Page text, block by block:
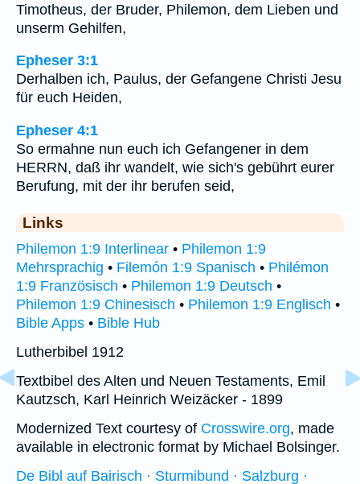
Timotheus, der Bruder, Philemon, dem Lieben und
unserm Gehilfen,
Epheser 3:1
Derhalben ich, Paulus, der Gefangene Christi Jesu
für euch Heiden,
Epheser 4:1
So ermahne nun euch ich Gefangener in dem
HERRN, daß ihr wandelt, wie sich's gebührt eurer
Berufung, mit der ihr berufen seid,
Links
Philemon 1:9 Interlinear • Philemon 1:9
Mehrsprachig • Filemón 1:9 Spanisch • Philémon
1:9 Französisch • Philemon 1:9 Deutsch •
Philemon 1:9 Chinesisch • Philemon 1:9 Englisch •
Bible Apps • Bible Hub
Lutherbibel 1912
Textbibel des Alten und Neuen Testaments, Emil
Kautzsch, Karl Heinrich Weizäcker - 1899
Modernized Text courtesy of Crosswire.org, made
available in electronic format by Michael Bolsinger.
De Bibl auf Bairisch · Sturmibund · Salzburg ·